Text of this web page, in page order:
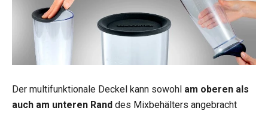
Der multifunktionale Deckel kann sowohl am oberen als
auch am unteren Rand des Mixbehälters angebracht